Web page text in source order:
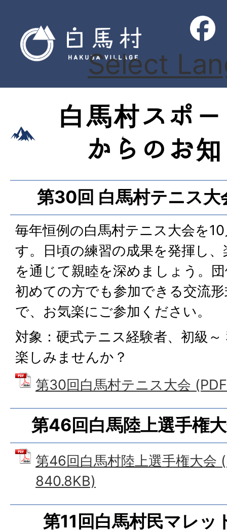
Select
白馬村スポ
からのお
第30回 白馬村テニス大
毎年恒例の白馬村テニス大会を
す。日頃の練習の成果を発揮し
を通じて親睦を深めましょう。
初めての方でも参加できる交流
で、お気楽にご参加ください。
対象：硬式テニス経験者、初級
楽しみませんか？
第30回白馬村テニス大会
第46回白馬陸上選手権
第46回白馬村陸上選手権大会
840.8KB)
第11回白馬村民マレッ